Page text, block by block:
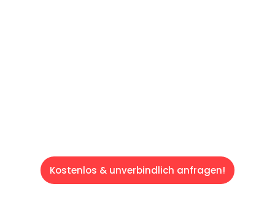
Kostenlos & unverbindlich anfragen!